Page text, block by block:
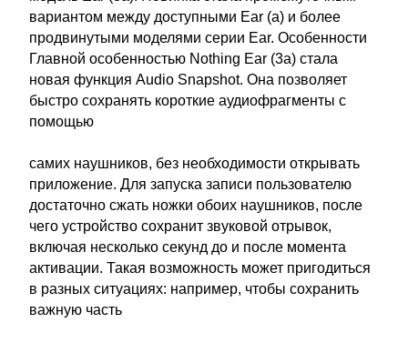
вариантом между доступными Ear (a) и более
продвинутыми моделями серии Ear. Особенности
Главной особенностью Nothing Ear (3a) стала
новая функция Audio Snapshot. Она позволяет
быстро сохранять короткие аудиофрагменты с
помощью
самих наушников, без необходимости открывать
приложение. Для запуска записи пользователю
достаточно сжать ножки обоих наушников, после
чего устройство сохранит звуковой отрывок,
включая несколько секунд до и после момента
активации. Такая возможность может пригодиться
в разных ситуациях: например, чтобы сохранить
важную часть